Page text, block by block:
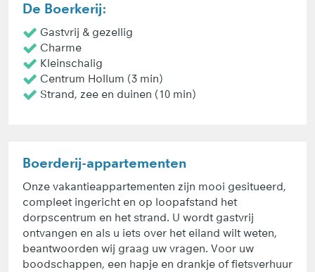
De Boerkerij:
Gastvrij & gezellig
Charme
Kleinschalig
Centrum Hollum (3 min)
Strand, zee en duinen (10 min)
Boerderij-appartementen
Onze vakantieappartementen zijn mooi gesitueerd,
compleet ingericht en op loopafstand het
dorpscentrum en het strand. U wordt gastvrij
ontvangen en als u iets over het eiland wilt weten,
beantwoorden wij graag uw vragen. Voor uw
boodschappen, een hapje en drankje of fietsverhuur